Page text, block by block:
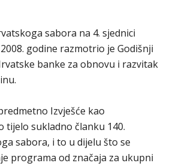
sabora na 4. sjednici
godine razmotrio je Godišnji
banke za obnovu i razvitak
Izvješće kao
tijelo sukladno članku 140.
sabora, i to u dijelu što se
programa od značaja za ukupni